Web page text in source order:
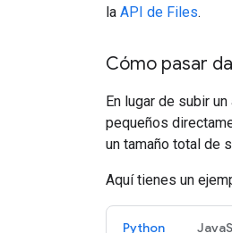
la API de Files.
Cómo pasar
En lugar de subir
pequeños
un tamaño total de
Aquí tienes un
Python